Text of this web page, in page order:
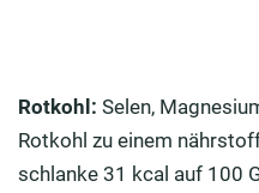
Rotkohl: Selen,
Rotkohl zu einem
schlanke 31 kcal auf 100